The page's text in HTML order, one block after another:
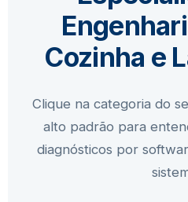
Cozinha e
Clique na categoria do
alto padrão para
diagnósticos por